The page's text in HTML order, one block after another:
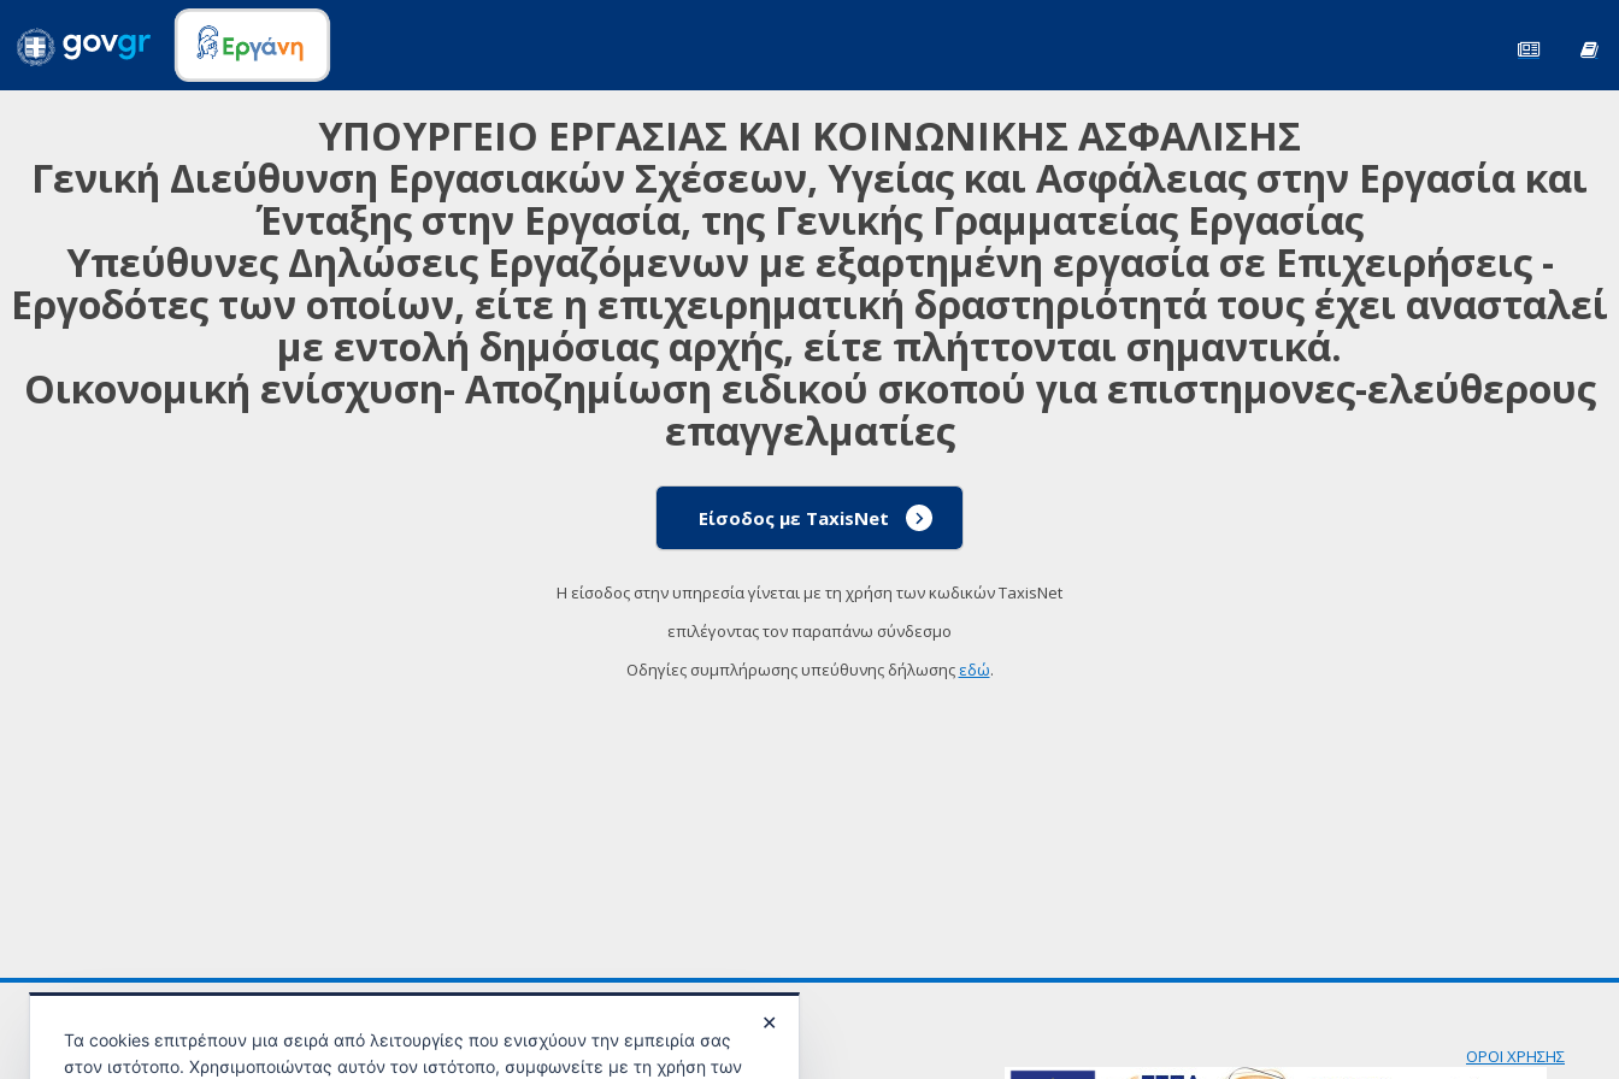
ΥΠΟΥΡΓΕΙΟ ΕΡΓΑΣΙΑΣ ΚΑΙ ΚΟΙΝΩΝΙΚΗΣ ΑΣΦΑΛΙΣΗΣ
Γενική Διεύθυνση Εργασιακών Σχέσεων, Υγείας και Ασφάλειας στην Εργασία και
Ένταξης στην Εργασία, της Γενικής Γραμματείας Εργασίας
Υπεύθυνες Δηλώσεις Εργαζόμενων με εξαρτημένη εργασία σε Επιχειρήσεις -
Εργοδότες των οποίων, είτε η επιχειρηματική δραστηριότητά τους έχει ανασταλεί
με εντολή δημόσιας αρχής, είτε πλήττονται σημαντικά.
Οικονομική ενίσχυση- Αποζημίωση ειδικού σκοπού για επιστημονες-ελεύθερους
επαγγελματίες
Είσοδος με TaxisNet
Η είσοδος στην υπηρεσία γίνεται με τη χρήση των κωδικών TaxisNet
επιλέγοντας τον παραπάνω σύνδεσμο
Οδηγίες συμπλήρωσης υπεύθυνης δήλωσης εδώ.
ΟΡΟΙ ΧΡΗΣΗΣ
✕
Τα cookies επιτρέπουν μια σειρά από λειτουργίες που ενισχύουν την εμπειρία σας
στον ιστότοπο. Χρησιμοποιώντας αυτόν τον ιστότοπο, συμφωνείτε με τη χρήση των